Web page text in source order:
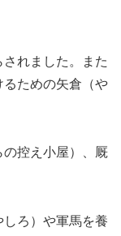
れました。また
るための矢倉（や
控え小屋）、厩
ろ）や軍馬を養